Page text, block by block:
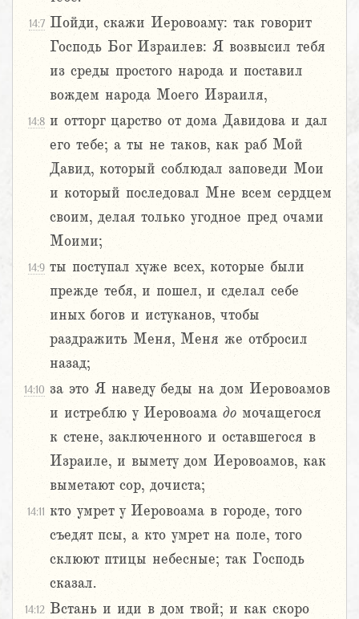
14:7 Пойди, скажи Иеровоаму: так говорит
Господь Бог Израилев: Я возвысил тебя
из среды простого народа и поставил
вождем народа Моего Израиля,
14:8 и отторг царство от дома Давидова и дал
его тебе; а ты не таков, как раб Мой
Давид, который соблюдал заповеди Мои
и который последовал Мне всем сердцем
своим, делая только угодное пред очами
Моими;
14:9 ты поступал хуже всех, которые были
прежде тебя, и пошел, и сделал себе
иных богов и истуканов, чтобы
раздражить Меня, Меня же отбросил
назад;
14:10 за это Я наведу беды на дом Иеровоамов
и истреблю у Иеровоама до мочащегося
к стене, заключенного и оставшегося в
Израиле, и вымету дом Иеровоамов, как
выметают сор, дочиста;
14:11 кто умрет у Иеровоама в городе, того
съедят псы, а кто умрет на поле, того
склюют птицы небесные; так Господь
сказал.
14:12 Встань и иди в дом твой; и как скоро